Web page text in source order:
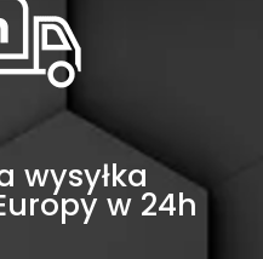
wysyłka
w 24h